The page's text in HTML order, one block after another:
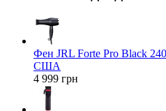
Фен JRL Forte Pro Black
США
4 999 грн